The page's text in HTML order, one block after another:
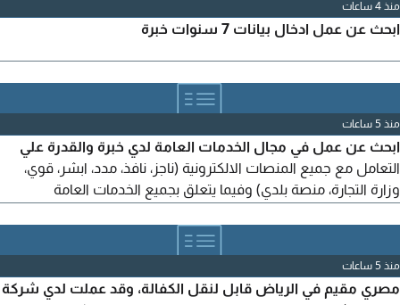
مهاراتي وخبراتي
منذ 4 ساعات
ابحث عن عمل ادخال بيانات 7 سنوات خبرة
منذ 5 ساعات
ابحث عن عمل في مجال الخدمات العامة لدي خبرة والقدرة علي
التعامل مع جميع المنصات الالكترونية (ناجز، نافذ، مدد، ابشر، قوي،
وزارة التجارة، منصة بلدي) وفيما يتعلق بجميع الخدمات العامة
منذ 5 ساعات
مصري مقيم في الرياض قابل لنقل الكفالة، وقد عملت لدي شركة